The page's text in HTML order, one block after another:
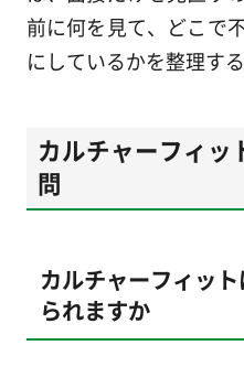
前に何を見て、どこで
にしているかを整理す
カルチャーフィッ
問
カルチャーフィッ
られますか